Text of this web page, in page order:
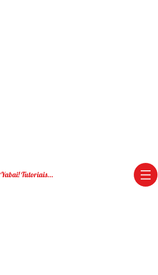
Yabai! Tutoriais...